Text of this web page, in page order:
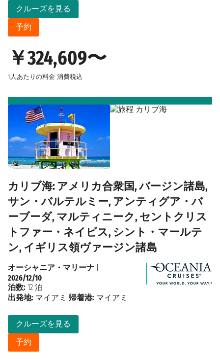
￥324,609〜
1人あたりの料金 消費税込
クルーズを見る
予約
カリブ海: アメリカ合衆国, バージン諸島,
サン・バルテルミー, アンティグア・バ
ーブーダ, マルティニーク, セントクリス
トファー・ネイビス, シント・マールテ
ン, イギリス領ヴァージン諸島
クルーズを見る
予約
オーシャニア・マリーナ
2026/12/10
泊数: 12 泊
出発地: マイアミ 帰着港: マイアミ